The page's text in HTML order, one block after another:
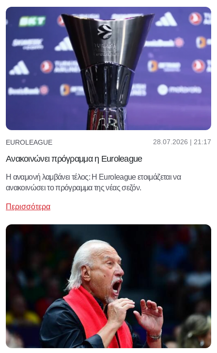
EUROLEAGUE 28.07.2026 | 21:17
Ανακοινώνει πρόγραμμα η Euroleague
Η αναμονή λαμβάνει τέλος: Η Euroleague ετοιμάζεται να
ανακοινώσει το πρόγραμμα της νέας σεζόν.
Περισσότερα